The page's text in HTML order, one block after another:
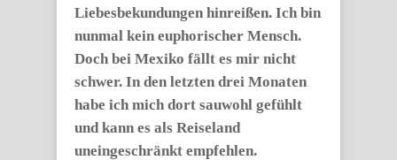
Liebesbekundungen hinreißen. Ich bin
nunmal kein euphorischer Mensch.
Doch bei Mexiko fällt es mir nicht
schwer. In den letzten drei Monaten
habe ich mich dort sauwohl gefühlt
und kann es als Reiseland
uneingeschränkt empfehlen.